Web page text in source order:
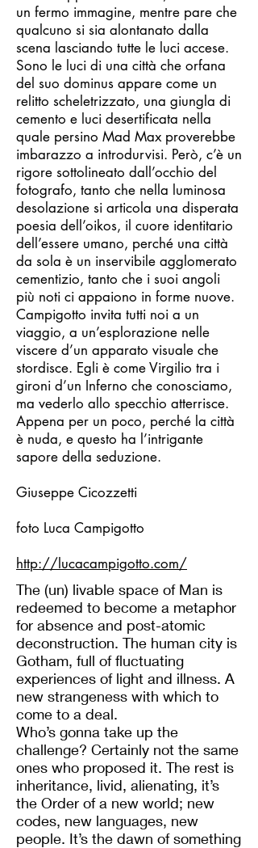
un fermo immagine, mentre pare che
qualcuno si sia alontanato dalla
scena lasciando tutte le luci accese.
Sono le luci di una città che orfana
del suo dominus appare come un
relitto scheletrizzato, una giungla di
cemento e luci desertificata nella
quale persino Mad Max proverebbe
imbarazzo a introdurvisi. Però, c’è un
rigore sottolineato dall’occhio del
fotografo, tanto che nella luminosa
desolazione si articola una disperata
poesia dell’oikos, il cuore identitario
dell’essere umano, perché una città
da sola è un inservibile agglomerato
cementizio, tanto che i suoi angoli
più noti ci appaiono in forme nuove.
Campigotto invita tutti noi a un
viaggio, a un’esplorazione nelle
viscere d’un apparato visuale che
stordisce. Egli è come Virgilio tra i
gironi d’un Inferno che conosciamo,
ma vederlo allo specchio atterrisce.
Appena per un poco, perché la città
è nuda, e questo ha l’intrigante
sapore della seduzione.
Giuseppe Cicozzetti
foto Luca Campigotto
http://lucacampigotto.com/
The (un) livable space of Man is
redeemed to become a metaphor
for absence and post-atomic
deconstruction. The human city is
Gotham, full of fluctuating
experiences of light and illness. A
new strangeness with which to
come to a deal.
Who’s gonna take up the
challenge? Certainly not the same
ones who proposed it. The rest is
inheritance, livid, alienating, it’s
the Order of a new world; new
codes, new languages, new
people. It’s the dawn of something